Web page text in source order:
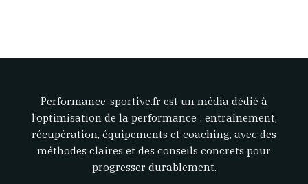
Performance-sportive.fr est un média dédié à
l’optimisation de la performance : entraînement,
récupération, équipements et coaching, avec des
méthodes claires et des conseils concrets pour
progresser durablement.